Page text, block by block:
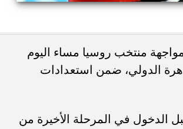
منتخب روسيا مساء اليوم
القاهرة الدولي، ضمن استعدادات
الدخول في المرحلة الأخيرة من
أوبو تطلق سلسلة رينو 16 في المملكة
العربية السعودية بتصميم لافت وقدرات...